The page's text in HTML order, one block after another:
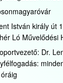
István király út
Ló Művelődési
Dr.